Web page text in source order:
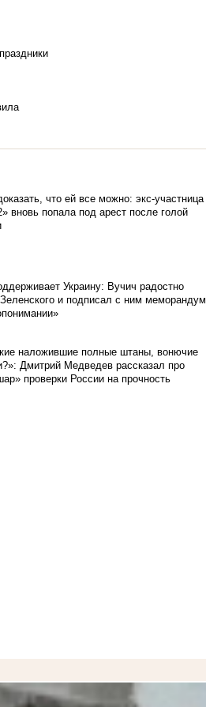
что ей все можно: экс-участница
вновь попала под арест после голой
Украину: Вучич радостно
и подписал с ним меморандум
наложившие полные штаны, вонючие
Дмитрий Медведев рассказал про
проверки России на прочность